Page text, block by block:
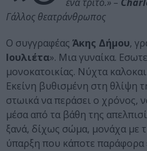
Γάλλος θεατράνθρωπος
Ο συγγραφέας Άκης Δήμου,
Ιουλιέτα». Μια γυναίκα.
μονοκατοικίας. Νύχτα
Εκείνη βυθισμένη στη θλίψη
στωικά να περάσει ο χρόνος,
μέσα από τα βάθη της
ξανά, δίχως σώμα, μονάχα με
ύπαρξη που κάποτε παράφορα